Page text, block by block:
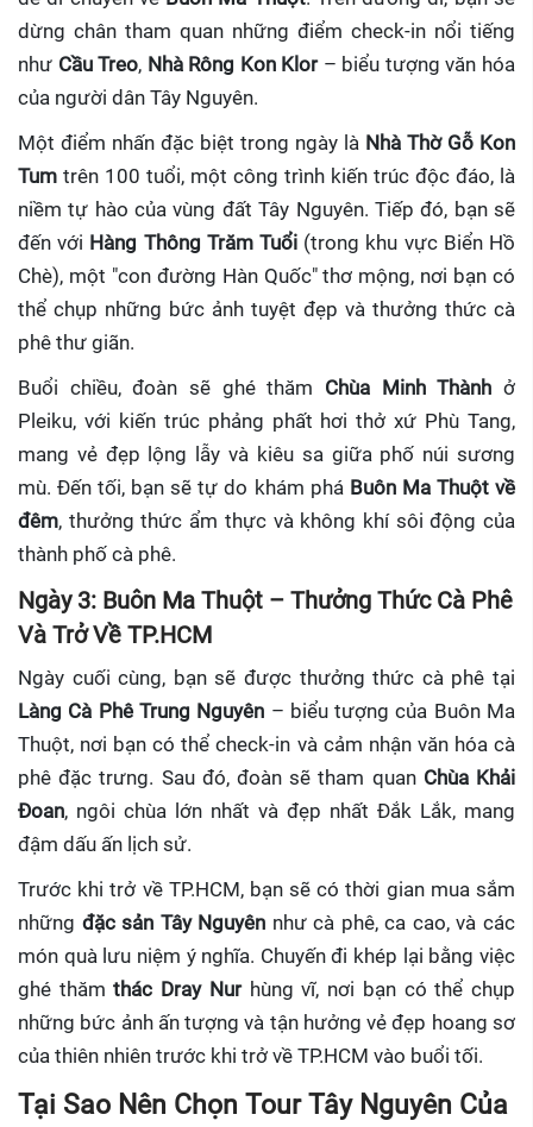
dừng chân tham quan những điểm check-in nổi tiếng
như Cầu Treo, Nhà Rông Kon Klor– biểu tượng văn hóa
của người dân Tây Nguyên.
Một điểm nhấn đặc biệt trong ngày là Nhà Thờ Gỗ Kon
Tum trên 100 tuổi, một công trình kiến trúc độc đáo, là
niềm tự hào của vùng đất Tây Nguyên. Tiếp đó, bạn sẽ
đến với Hàng Thông Trăm Tuổi (trong khu vực Biển Hồ
Chè), một "con đường Hàn Quốc" thơ mộng, nơi bạn có
thể chụp những bức ảnh tuyệt đẹp và thưởng thức cà
phê thư giãn.
Buổi chiều, đoàn sẽ ghé thăm Chùa Minh Thành ở
Pleiku, với kiến trúc phảng phất hơi thở xứ Phù Tang,
mang vẻ đẹp lộng lẫy và kiêu sa giữa phố núi sương
mù. Đến tối, bạn sẽ tự do khám phá Buôn Ma Thuột về
đêm, thưởng thức ẩm thực và không khí sôi động của
thành phố cà phê.
Ngày 3: Buôn Ma Thuột – Thưởng Thức Cà Phê
Và Trở Về TP.HCM
Ngày cuối cùng, bạn sẽ được thưởng thức cà phê tại
Làng Cà Phê Trung Nguyên – biểu tượng của Buôn Ma
Thuột, nơi bạn có thể check-in và cảm nhận văn hóa cà
phê đặc trưng. Sau đó, đoàn sẽ tham quan Chùa Khải
Đoan, ngôi chùa lớn nhất và đẹp nhất Đắk Lắk, mang
đậm dấu ấn lịch sử.
Trước khi trở về TP.HCM, bạn sẽ có thời gian mua sắm
những đặc sản Tây Nguyên như cà phê, ca cao, và các
món quà lưu niệm ý nghĩa. Chuyến đi khép lại bằng việc
ghé thămthác Dray Nurhùng vĩ, nơi bạn có thể chụp
những bức ảnh ấn tượng và tận hưởng vẻ đẹp hoang sơ
của thiên nhiên trước khi trở về TP.HCM vào buổi tối.
Tại Sao Nên Chọn Tour Tây Nguyên Của